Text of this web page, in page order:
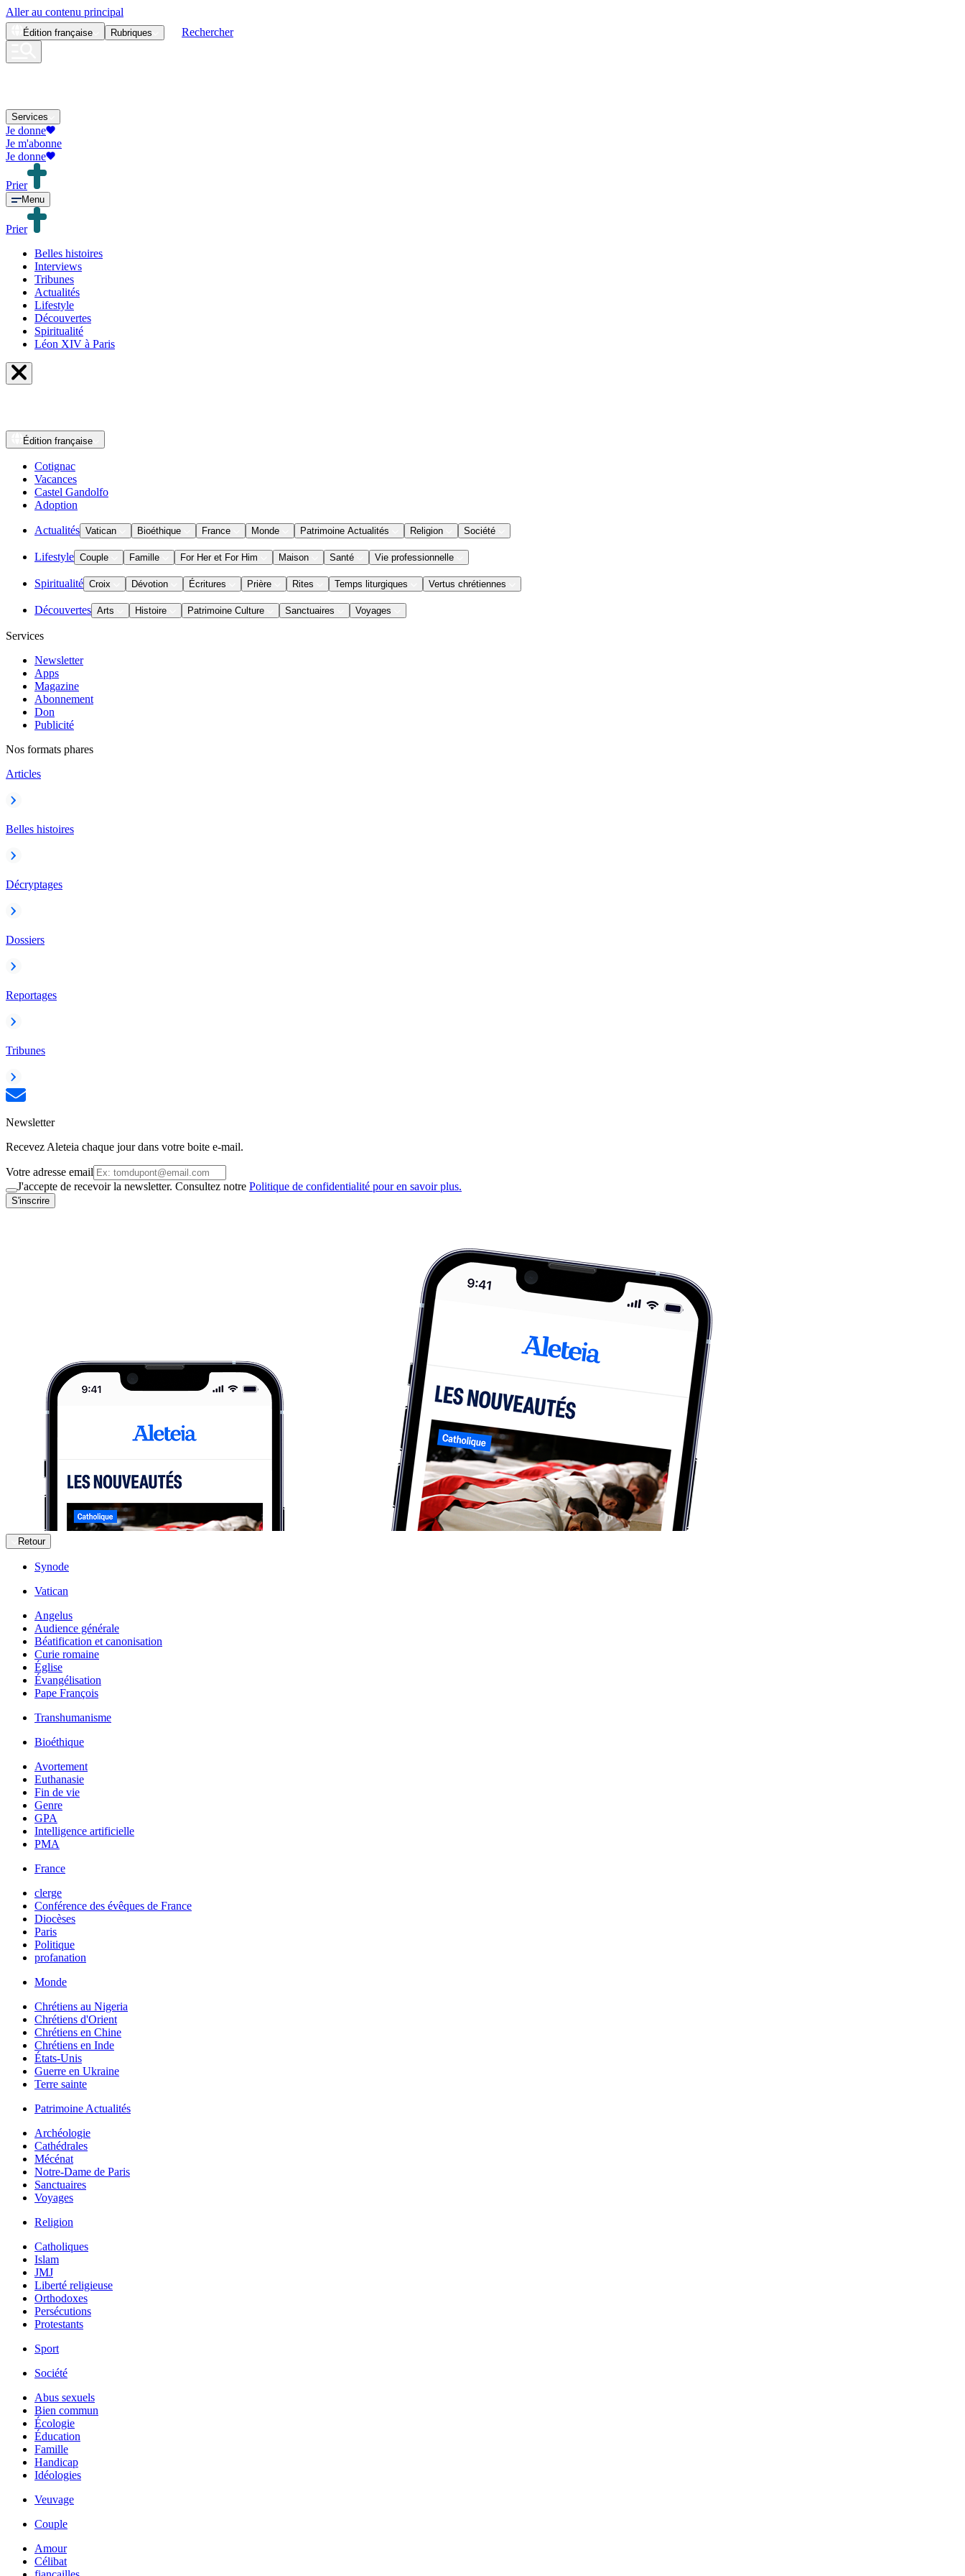
Aller au contenu principal
Édition française Rubriques Rechercher
Services
Je donne
Je m'abonne
Je donne
Prier
Menu
Prier
Belles histoires
Interviews
Tribunes
Actualités
Lifestyle
Découvertes
Spiritualité
Léon XIV à Paris
Édition française
Cotignac
Vacances
Castel Gandolfo
Adoption
Actualités Vatican Bioéthique France Monde Patrimoine Actualités Religion Société
Lifestyle Couple Famille For Her et For Him Maison Santé Vie professionnelle
Spiritualité Croix Dévotion Écritures Prière Rites Temps liturgiques Vertus chrétiennes
Découvertes Arts Histoire Patrimoine Culture Sanctuaires Voyages
Services
Newsletter
Apps
Magazine
Abonnement
Don
Publicité
Nos formats phares
Articles
Belles histoires
Décryptages
Dossiers
Reportages
Tribunes
Newsletter
Recevez Aleteia chaque jour dans votre boite e-mail.
Votre adresse email
J'accepte de recevoir la newsletter. Consultez notre Politique de confidentialité pour en savoir plus.
S'inscrire
Retour
Synode
Vatican
Angelus
Audience générale
Béatification et canonisation
Curie romaine
Église
Évangélisation
Pape François
Transhumanisme
Bioéthique
Avortement
Euthanasie
Fin de vie
Genre
GPA
Intelligence artificielle
PMA
France
clerge
Conférence des évêques de France
Diocèses
Paris
Politique
profanation
Monde
Chrétiens au Nigeria
Chrétiens d'Orient
Chrétiens en Chine
Chrétiens en Inde
États-Unis
Guerre en Ukraine
Terre sainte
Patrimoine Actualités
Archéologie
Cathédrales
Mécénat
Notre-Dame de Paris
Sanctuaires
Voyages
Religion
Catholiques
Islam
JMJ
Liberté religieuse
Orthodoxes
Persécutions
Protestants
Sport
Société
Abus sexuels
Bien commun
Écologie
Éducation
Famille
Handicap
Idéologies
Veuvage
Couple
Amour
Célibat